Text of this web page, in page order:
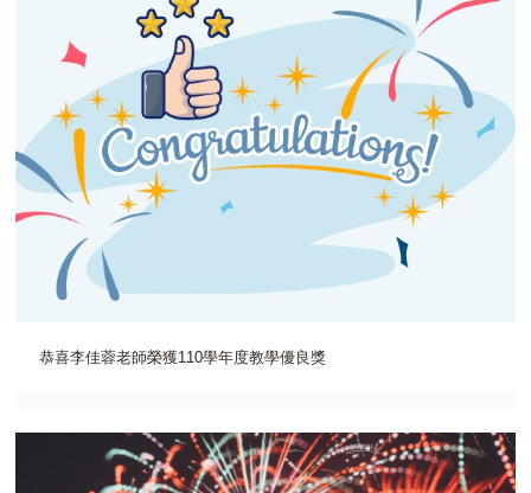
恭喜李佳蓉老師榮獲110學年度教學優良獎